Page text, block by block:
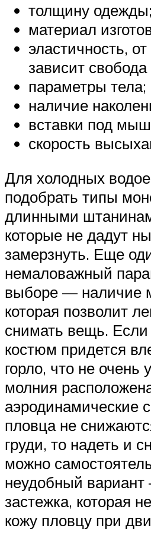
толщину одежды;
материал
эластичность, от
зависит
параметры тела;
наличие
вставки под
скорость
Для холодных
подобрать типы
длинными
которые не дадут
замерзнуть. Еще
немаловажный
выборе — наличие
которая позволит
снимать вещь. Если
костюм придется
горло, что не очень
молния
аэродинамические
пловца не
груди, то надеть и
можно
неудобный
застежка, которая
кожу пловцу при